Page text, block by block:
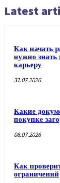
Latest
Как начать
нужно знать
карьеру
31.07.2026
Какие
покупке
06.07.2026
Как
ограничений